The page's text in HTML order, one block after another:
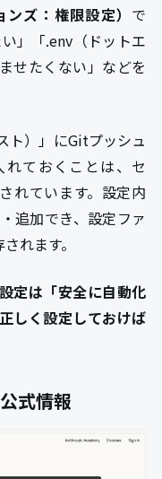
ズ：権限設定） で
」「.env（ドットエ
せたくない」などを
ト）」にGitプッシュ
ておくことは、セ
れています。設定内
追加でき、設定ファ
れます。
定は「安全に自動化
しく設定しておけば
式情報